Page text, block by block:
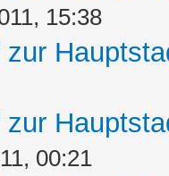
15:38
00:21